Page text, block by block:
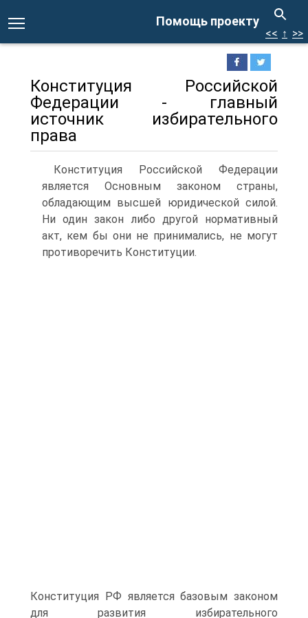
Помощь проекту
<< ↑ >>
Конституция Российской
Федерации - главный
источник избирательного
права
Конституция Российской Федерации
является Основным законом страны,
обладающим высшей юридической силой.
Ни один закон либо другой нормативный
акт, кем бы они не принимались, не могут
противоречить Конституции.
Конституция РФ является базовым законом
для развития избирательного